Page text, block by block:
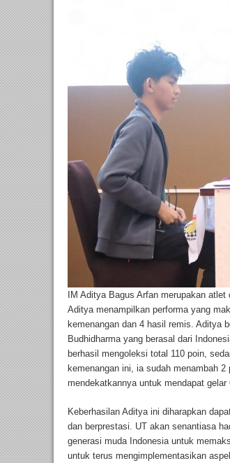
IM Aditya Bagus Arfan merupakan atlet
Aditya menampilkan performa yang
kemenangan dan 4 hasil remis. Aditya
Budhidharma yang berasal dari
berhasil mengoleksi total 110 poin,
kemenangan ini, ia sudah menambah
mendekatkannya untuk mendapat
Keberhasilan Aditya ini diharapkan
dan berprestasi. UT akan senantiasa
generasi muda Indonesia untuk
untuk terus mengimplementasikan